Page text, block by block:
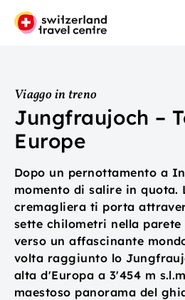
Viaggo in treno
Jungfraujoch –
Europe
Dopo un pernottamento a
momento di salire in quota.
cremagliera ti porta
sette chilometri nella
verso un affascinante
volta raggiunto lo
alta d'Europa a 3'454 m
maestoso panorama del